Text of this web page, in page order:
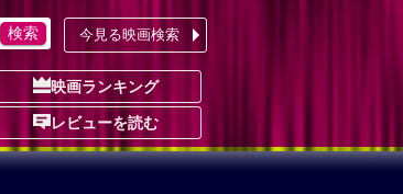
今見る映画検索
映画ランキング
レビューを読む